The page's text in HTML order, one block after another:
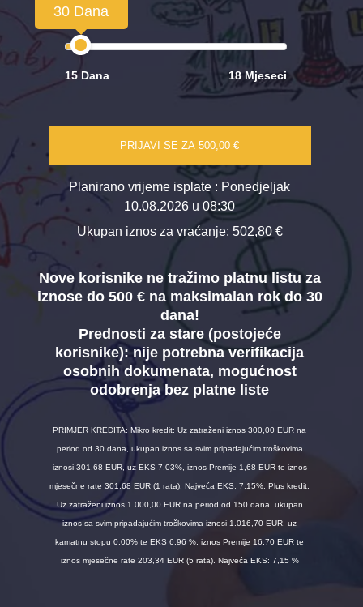
30 Dana
15 Dana 18 Mjeseci
PRIJAVI SE ZA500,00 €
Planirano vrijeme isplate : Ponedjeljak
10.08.2026 u 08:30
Ukupan iznos za vraćanje: 502,80 €
Nove korisnike ne tražimo platnu listu za
iznose do 500 € na maksimalan rok do 30
dana!
Prednosti za stare (postojeće
korisnike): nije potrebna verifikacija
osobnih dokumenata, mogućnost
odobrenja bez platne liste
PRIMJER KREDITA: Mikro kredit: Uz zatraženi iznos 300,00 EUR na
period od 30 dana, ukupan iznos sa svim pripadajućim troškovima
iznosi 301,68 EUR, uz EKS 7,03%, iznos Premije 1,68 EUR te iznos
mjesečne rate 301,68 EUR (1 rata). Najveća EKS: 7,15%, Plus kredit:
Uz zatraženi iznos 1.000,00 EUR na period od 150 dana, ukupan
iznos sa svim pripadajućim troškovima iznosi 1.016,70 EUR, uz
kamatnu stopu 0,00% te EKS 6,96 %, iznos Premije 16,70 EUR te
iznos mjesečne rate 203,34 EUR (5 rata). Najveća EKS: 7,15 %